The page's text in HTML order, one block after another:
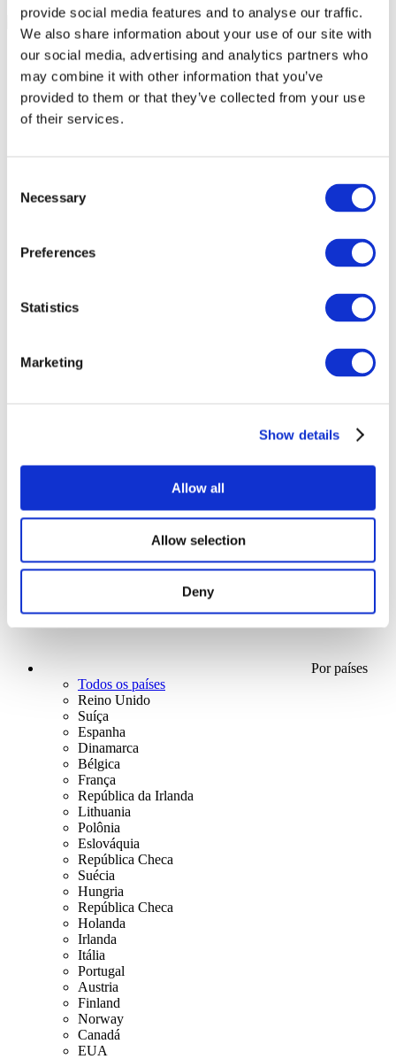
provide social media features and to analyse our traffic.
We also share information about your use of our site with
our social media, advertising and analytics partners who
may combine it with other information that you’ve
provided to them or that they’ve collected from your use
of their services.
Selection
Necessary
Preferences
Statistics
Marketing
Show details
Allow all
Allow selection
Deny
Todos os
Concertos
Sem subgênero
Aplicar
Por países
Todos os países
Reino Unido
Suíça
Espanha
Dinamarca
Bélgica
França
República da Irlanda
Lithuania
Polônia
Eslováquia
República Checa
Suécia
Hungria
República Checa
Holanda
Irlanda
Itália
Portugal
Austria
Finland
Norway
Canadá
EUA